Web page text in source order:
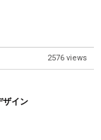
2576 views
ザイン